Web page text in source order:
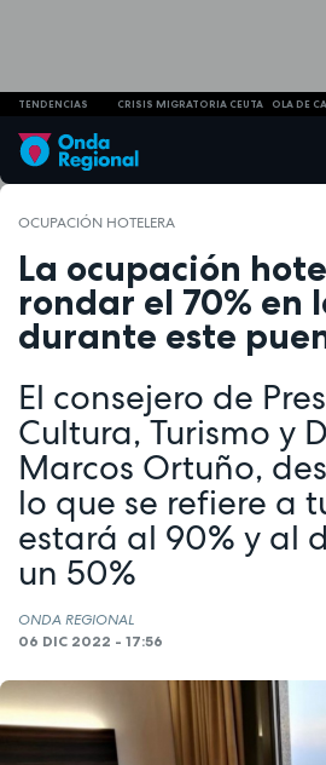
TENDENCIAS CRISIS MIGRATORIA CEUTA OLA DE
OCUPACIÓN HOTELERA
La ocupación
rondar el 70% en
durante este
El consejero de
Cultura, Turismo y
Marcos Ortuño,
lo que se refiere a
estará al 90% y al
un 50%
ONDA REGIONAL
06 DIC 2022 - 17:56